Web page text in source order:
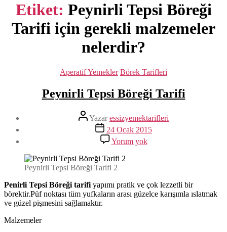
Etiket: Peynirli Tepsi Böreği
Tarifi için gerekli malzemeler
nelerdir?
Kategoriler
Aperatif Yemekler Börek Tarifleri
Peynirli Tepsi Böreği Tarifi
Yazının
yazarı
Yazaressizyemektarifleri
Yazı
tarihi
24 Ocak 2015
Yorum yokPeynirli
Tepsi
Peynirli Tepsi Böreği Tarifi 2
Penirli Tepsi Böreği tarifi yapımı pratik ve çok lezzetli bir
börektir.Püf noktası tüm yufkaların arası güzelce karışımla ıslatmak
ve güzel pişmesini sağlamaktır.
Malzemeler